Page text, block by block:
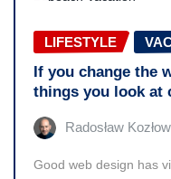
LIFESTYLE
If you change the
things you look at
Radosław
Good web design has